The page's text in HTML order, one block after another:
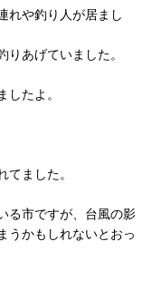
れや釣り人が居まし
あげていました。
たよ。
ました。
る市ですが、台風の影
うかもしれないとおっ